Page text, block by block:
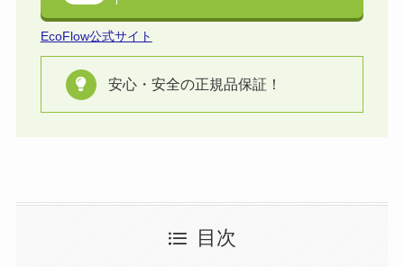
EcoFlow公式サイト
安心・安全の正規品保証！
目次